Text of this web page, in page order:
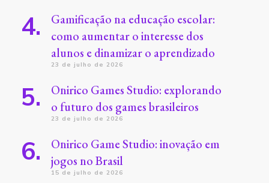
Gamificação na educação escolar:
como aumentar o interesse dos
alunos e dinamizar o aprendizado
23 de julho de 2026
Onirico Games Studio: explorando
o futuro dos games brasileiros
23 de julho de 2026
Onirico Game Studio: inovação em
jogos no Brasil
15 de julho de 2026